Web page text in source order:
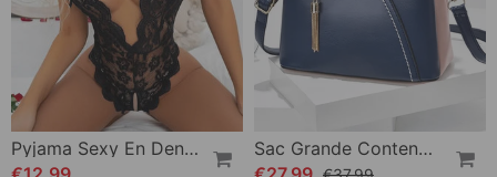
Pyjama Sexy En Dentelle Sans Entrejambe
Sac Grande Contenance Pour Femme